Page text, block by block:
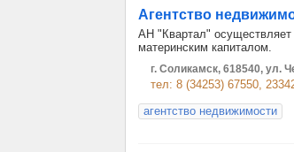
Агентство
АН "Квартал"
материнским капиталом.
г. Соликамск, 618540, ул.
тел: 8 (34253) 67550,
агентство недвижимости